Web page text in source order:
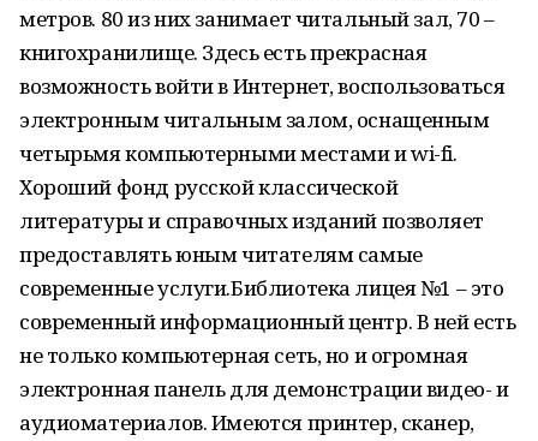
метров. 80 из них занимает читальный зал, 70 –
книгохранилище. Здесь есть прекрасная
возможность войти в Интернет, воспользоваться
электронным читальным залом, оснащенным
четырьмя компьютерными местами и wi-fi.
Хороший фонд русской классической
литературы и справочных изданий позволяет
предоставлять юным читателям самые
современные услуги.Библиотека лицея №1 – это
современный информационный центр. В ней есть
не только компьютерная сеть, но и огромная
электронная панель для демонстрации видео- и
аудиоматериалов. Имеются принтер, сканер,